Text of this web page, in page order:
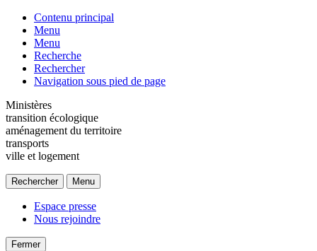
Contenu principal
Menu
Menu
Recherche
Rechercher
Navigation sous pied de page
Ministères
transition écologique
aménagement du territoire
transports
ville et logement
Rechercher Menu
Espace presse
Nous rejoindre
Fermer